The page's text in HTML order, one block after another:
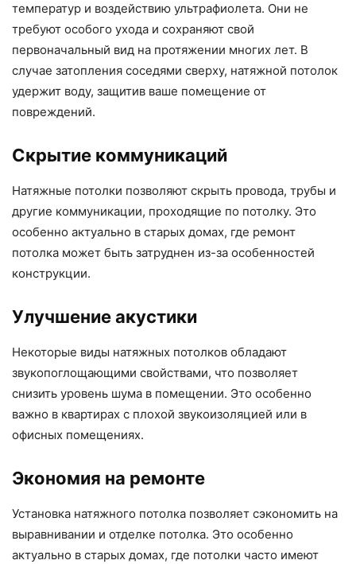
температур и воздействию ультрафиолета. Они не
требуют особого ухода и сохраняют свой
первоначальный вид на протяжении многих лет. В
случае затопления соседями сверху, натяжной потолок
удержит воду, защитив ваше помещение от
повреждений.
Скрытие коммуникаций
Натяжные потолки позволяют скрыть провода, трубы и
другие коммуникации, проходящие по потолку. Это
особенно актуально в старых домах, где ремонт
потолка может быть затруднен из-за особенностей
конструкции.
Улучшение акустики
Некоторые виды натяжных потолков обладают
звукопоглощающими свойствами, что позволяет
снизить уровень шума в помещении. Это особенно
важно в квартирах с плохой звукоизоляцией или в
офисных помещениях.
Экономия на ремонте
Установка натяжного потолка позволяет сэкономить на
выравнивании и отделке потолка. Это особенно
актуально в старых домах, где потолки часто имеют